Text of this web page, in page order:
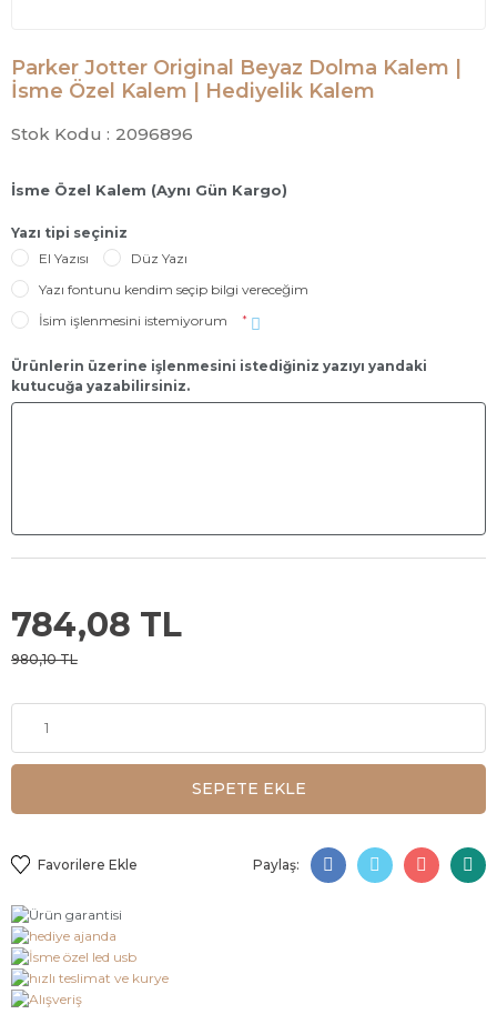
Parker Jotter Original Beyaz Dolma Kalem |
İsme Özel Kalem | Hediyelik Kalem
Stok Kodu : 2096896
İsme Özel Kalem (Aynı Gün Kargo)
Yazı tipi seçiniz
El Yazısı
Düz Yazı
Yazı fontunu kendim seçip bilgi vereceğim
İsim işlenmesini istemiyorum
*
Ürünlerin üzerine işlenmesini istediğiniz yazıyı yandaki
kutucuğa yazabilirsiniz.
784,08 TL
980,10 TL
SEPETE EKLE
Paylaş: